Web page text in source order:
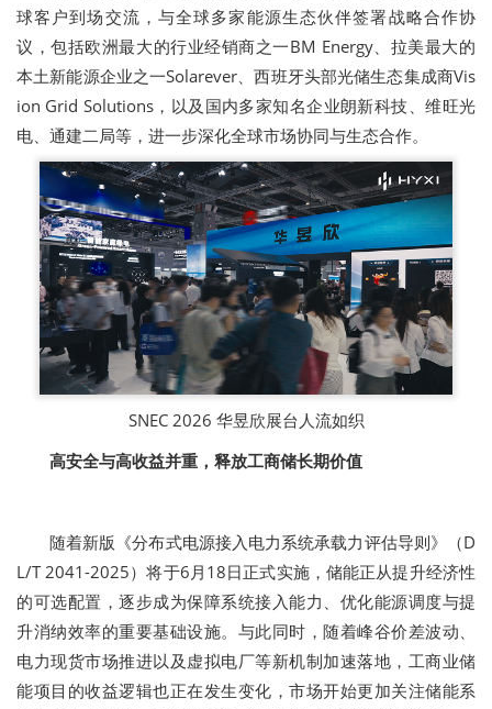
球客户到场交流，与全球多家能源生态伙伴签署战略合作协
议，包括欧洲最大的行业经销商之一BM Energy、拉美最大的
本土新能源企业之一Solarever、西班牙头部光储生态集成商Vis
ion Grid Solutions，以及国内多家知名企业朗新科技、维旺光
电、通建二局等，进一步深化全球市场协同与生态合作。
SNEC 2026 华昱欣展台人流如织
高安全与高收益并重，释放工商储长期价值
随着新版《分布式电源接入电力系统承载力评估导则》（D
L/T 2041-2025）将于6月18日正式实施，储能正从提升经济性
的可选配置，逐步成为保障系统接入能力、优化能源调度与提
升消纳效率的重要基础设施。与此同时，随着峰谷价差波动、
电力现货市场推进以及虚拟电厂等新机制加速落地，工商业储
能项目的收益逻辑也正在发生变化，市场开始更加关注储能系